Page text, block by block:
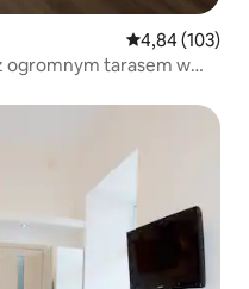
Średnia
4,84 (103)
ogromnym tarasem w